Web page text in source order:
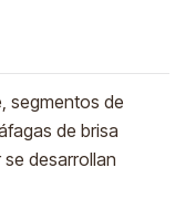
segmentos de
de brisa
desarrollan